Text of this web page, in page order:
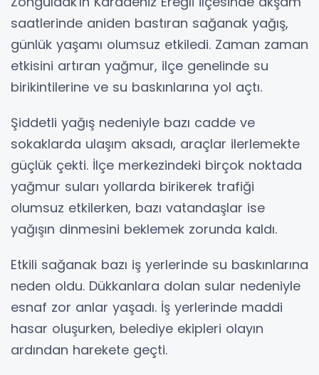
saatlerinde aniden bastıran sağanak yağış,
günlük yaşamı olumsuz etkiledi. Zaman zaman
etkisini artıran yağmur, ilçe genelinde su
birikintilerine ve su baskınlarına yol açtı.
Şiddetli yağış nedeniyle bazı cadde ve
sokaklarda ulaşım aksadı, araçlar ilerlemekte
güçlük çekti. İlçe merkezindeki birçok noktada
yağmur suları yollarda birikerek trafiği
olumsuz etkilerken, bazı vatandaşlar ise
yağışın dinmesini beklemek zorunda kaldı.
Etkili sağanak bazı iş yerlerinde su baskınlarına
neden oldu. Dükkanlara dolan sular nedeniyle
esnaf zor anlar yaşadı. İş yerlerinde maddi
hasar oluşurken, belediye ekipleri olayın
ardından harekete geçti.